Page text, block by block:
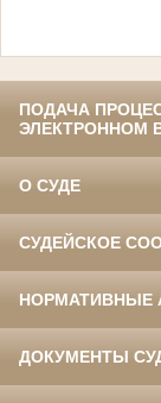
ПОДАЧА
ЭЛЕКТРОННОМ
О СУДЕ
СУДЕЙСКОЕ
НОРМАТИВНЫЕ
ДОКУМЕНТЫ